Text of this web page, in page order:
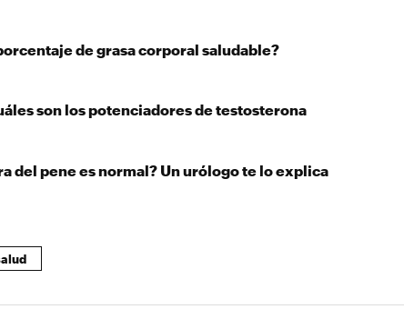
de grasa corporal saludable?
son los potenciadores de testosterona
del pene es normal? Un urólogo te lo explica